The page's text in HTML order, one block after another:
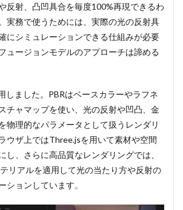
反射、凸凹具合を毎度100%再現できるわ
実務で使うためには、実際の光の反射具
にシミュレーションできる仕組みが必要
ュージョンモデルのアプローチは諦める
しました。PBRはベースカラーやラフネ
チャマップを使い、光の反射や凹凸、金
物理的なパラメータとして扱うレンダリ
ウザ上ではThree.jsを用いて素材や空間
し、さらに高品質なレンダリングでは、
リアルを適用して光の当たり方や反射の
ションしています。